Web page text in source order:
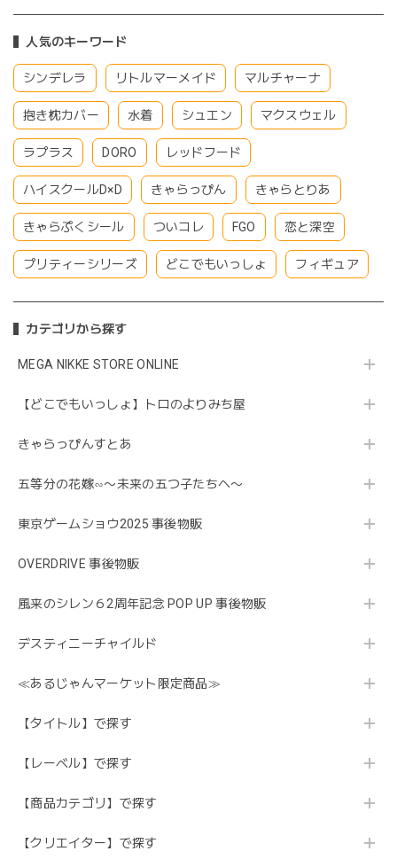
人気のキーワード
シンデレラ リトルマーメイド マルチャーナ
抱き枕カバー 水着 シュエン マクスウェル
ラプラス DORO レッドフード
ハイスクールD×D きゃらっぴん きゃらとりあ
きゃらぷくシール ついコレ FGO 恋と深空
プリティーシリーズ どこでもいっしょ フィギュア
カテゴリから探す
MEGA NIKKE STORE ONLINE
【どこでもいっしょ】トロのよりみち屋
きゃらっぴんすとあ
五等分の花嫁∽〜未来の五つ子たちへ〜
東京ゲームショウ2025 事後物販
OVERDRIVE 事後物販
風来のシレン６2周年記念 POP UP 事後物販
デスティニーチャイルド
≪あるじゃんマーケット限定商品≫
【タイトル】で探す
【レーベル】で探す
【商品カテゴリ】で探す
【クリエイター】で探す